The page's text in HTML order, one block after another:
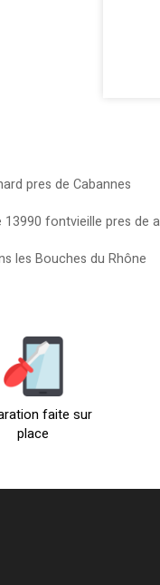
pres de Cabannes
fontvieille pres de
les Bouches du Rhône
faite sur
place